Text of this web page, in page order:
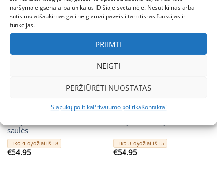
naršymo elgsena arba unikalūs ID šioje svetainėje. Nesutikimas arba
sutikimo atšaukimas gali neigiamai paveikti tam tikras funkcijas ir
funkcijas.
PRIIMTI
NEIGTI
PERŽIŪRĖTI NUOSTATAS
Slapukų politikaPrivatumo politikaKontaktai
REIMA Rantaan rinkinys
saulės
Liko 4 dydžiai iš 18
€54.95
35 36 37
REIMA Rantaan turkio
Liko 3 dydžiai iš 15
€54.95